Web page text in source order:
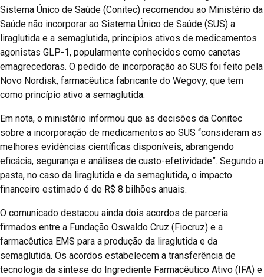
Sistema Único de Saúde (Conitec) recomendou ao Ministério da
Saúde não incorporar ao Sistema Único de Saúde (SUS) a
liraglutida e a semaglutida, princípios ativos de medicamentos
agonistas GLP-1, popularmente conhecidos como canetas
emagrecedoras. O pedido de incorporação ao SUS foi feito pela
Novo Nordisk, farmacêutica fabricante do Wegovy, que tem
como princípio ativo a semaglutida.
Em nota, o ministério informou que as decisões da Conitec
sobre a incorporação de medicamentos ao SUS “consideram as
melhores evidências científicas disponíveis, abrangendo
eficácia, segurança e análises de custo-efetividade”. Segundo a
pasta, no caso da liraglutida e da semaglutida, o impacto
financeiro estimado é de R$ 8 bilhões anuais.
O comunicado destacou ainda dois acordos de parceria
firmados entre a Fundação Oswaldo Cruz (Fiocruz) e a
farmacêutica EMS para a produção da liraglutida e da
semaglutida. Os acordos estabelecem a transferência de
tecnologia da síntese do Ingrediente Farmacêutico Ativo (IFA) e